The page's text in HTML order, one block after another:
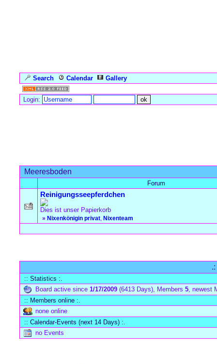
Search Calendar
Gallery
Login:
Meeresboden
Forum
Reinigungsseepferdchen
Dies ist unser Papierkorb
» Nixenkönigin privat, Nixenteam
:: Statistics :.
Board active since 1/17/2009 (6413 Days), Members 5, newest
:: Members online :.
none online
:: Calendar-Events (next 14 Days) :.
no Events